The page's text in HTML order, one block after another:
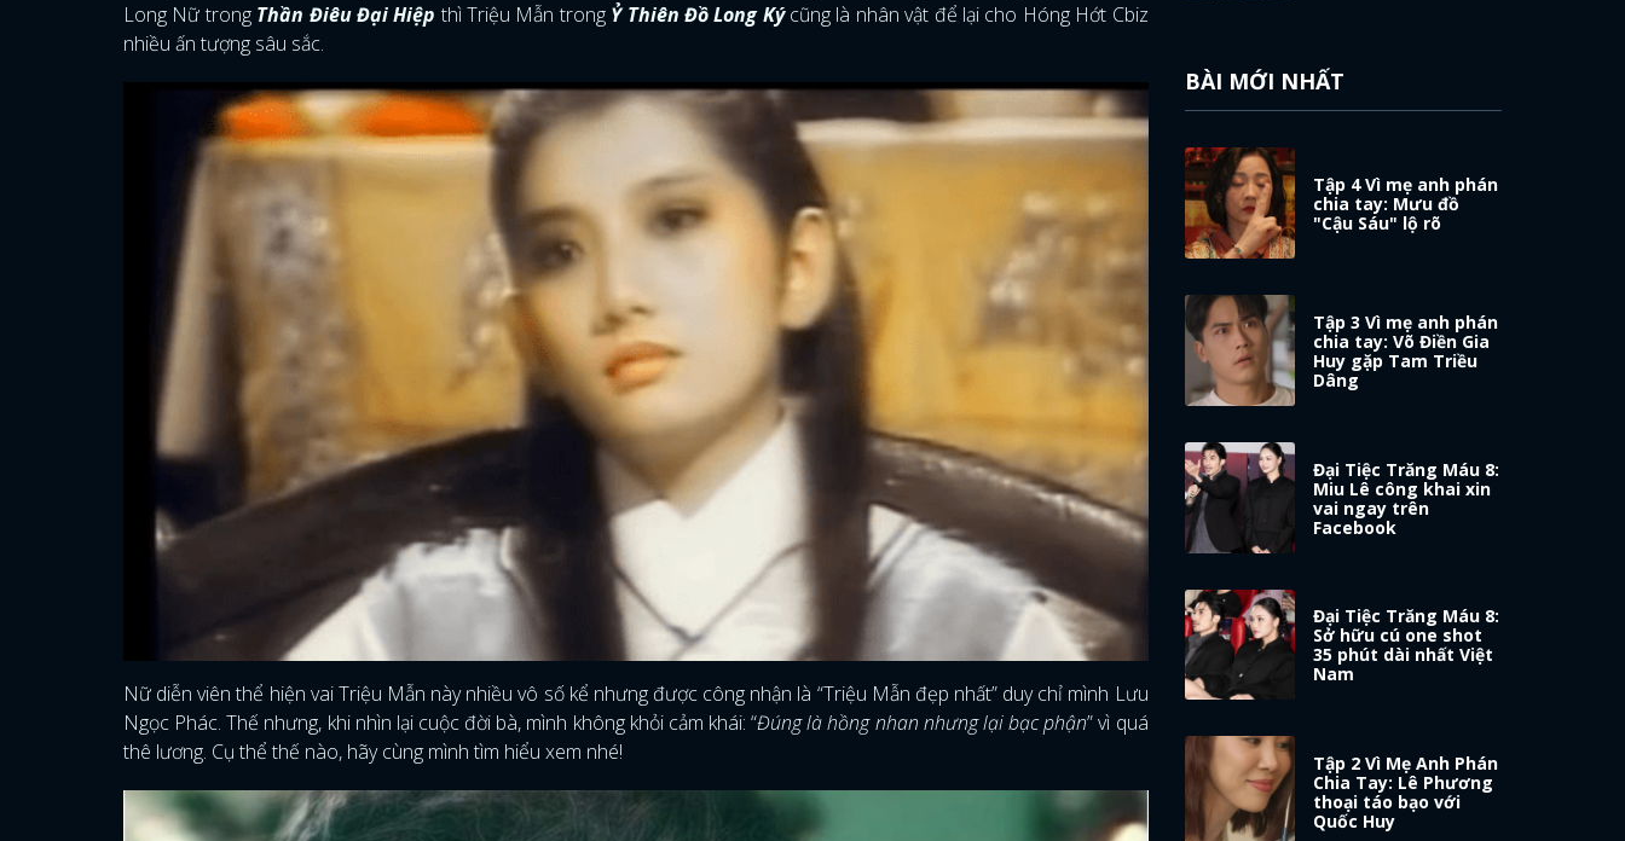
Long Nữ trong Thần Điêu Đại Hiệp thì Triệu Mẫn trong Ỷ Thiên Đồ Long Kýcũng là nhân vật để lại cho Hóng Hớt Cbiz
nhiều ấn tượng sâu sắc.
Nữ diễn viên thể hiện vai Triệu Mẫn này nhiều vô số kể nhưng được công nhận là “Triệu Mẫn đẹp nhất” duy chỉ mình Lưu
Ngọc Phác. Thế nhưng, khi nhìn lại cuộc đời bà, mình không khỏi cảm khái: “Đúng là hồng nhan nhưng lại bạc phận” vì quá
thê lương. Cụ thể thế nào, hãy cùng mình tìm hiểu xem nhé!
BÀI MỚI NHẤT
Tập 4 Vì mẹ anh phán
chia tay: Mưu đồ
"Cậu Sáu" lộ rõ
Tập 3 Vì mẹ anh phán
chia tay: Võ Điền Gia
Huy gặp Tam Triều
Dâng
Đại Tiệc Trăng Máu 8:
Miu Lê công khai xin
vai ngay trên
Facebook
Đại Tiệc Trăng Máu 8:
Sở hữu cú one shot
35 phút dài nhất Việt
Nam
Tập 2 Vì Mẹ Anh Phán
Chia Tay: Lê Phương
thoại táo bạo với
Quốc Huy